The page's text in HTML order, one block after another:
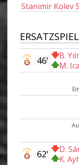
Stanimir Kolev
B.
M.
46'
D.
K.
62'